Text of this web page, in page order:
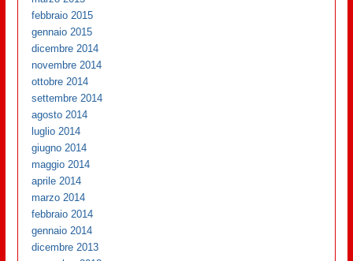
febbraio 2015
gennaio 2015
dicembre 2014
novembre 2014
ottobre 2014
settembre 2014
agosto 2014
luglio 2014
giugno 2014
maggio 2014
aprile 2014
marzo 2014
febbraio 2014
gennaio 2014
dicembre 2013